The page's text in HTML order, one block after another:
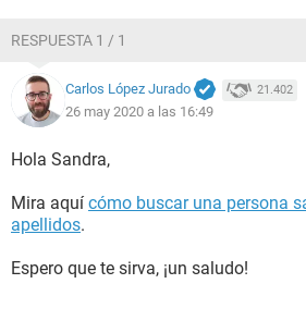
RESPUESTA 1 / 1
Carlos López Jurado 21.402
26 may 2020 a las 16:49
Hola Sandra,
Mira aquí cómo buscar una persona
apellidos.
Espero que te sirva, ¡un saludo!